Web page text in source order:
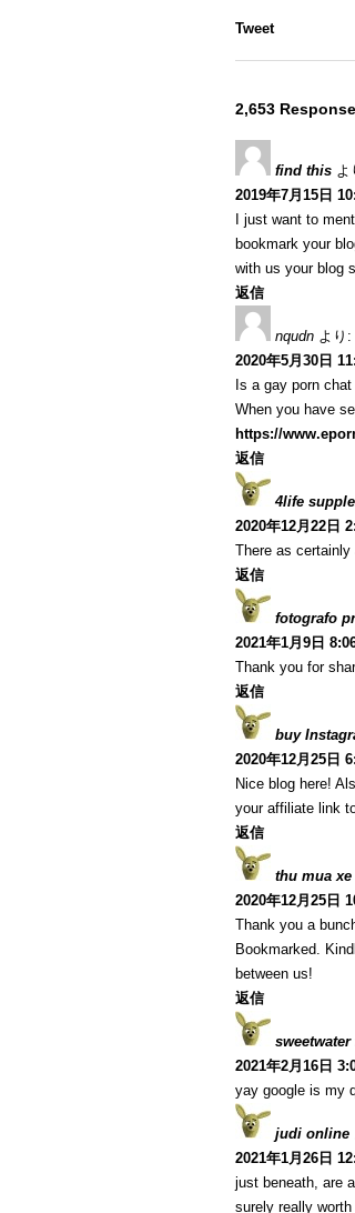
Tweet
2,653
find this よ
2019年7月15日
I just want to
bookmark your
with us your blog
返信
nqudn より:
2020年5月30日
Is a gay porn
When you have
https://
返信
4life
2020年12月22日
There as
返信
fotografo
2021年1月9日
Thank you for
返信
buy
2020年12月25日
Nice blog here!
your affiliate link
返信
thu mua
2020年12月25日
Thank you a
Bookmarked.
between us!
返信
2021年2月16日
yay google is my
judi online
2021年1月26日
just beneath, are
surely really